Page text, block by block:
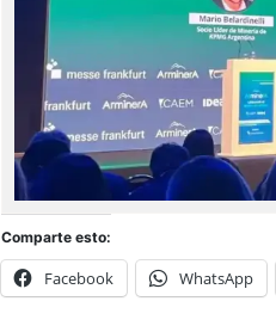
Comparte esto:
Facebook WhatsApp